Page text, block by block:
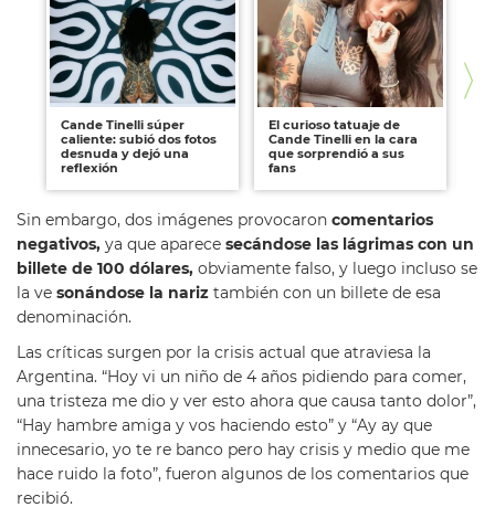
Cande Tinelli súper
caliente: subió dos fotos
desnuda y dejó una
reflexión
El curioso tatuaje de
Cande Tinelli en la cara
que sorprendió a sus
fans
Sin embargo, dos imágenes provocaron comentarios
negativos, ya que aparece secándose las lágrimas con un
billete de 100 dólares, obviamente falso, y luego incluso se
la ve sonándose la nariz también con un billete de esa
denominación.
Las críticas surgen por la crisis actual que atraviesa la
Argentina. “Hoy vi un niño de 4 años pidiendo para comer,
una tristeza me dio y ver esto ahora que causa tanto dolor”,
“Hay hambre amiga y vos haciendo esto” y “Ay ay que
innecesario, yo te re banco pero hay crisis y medio que me
hace ruido la foto”, fueron algunos de los comentarios que
recibió.